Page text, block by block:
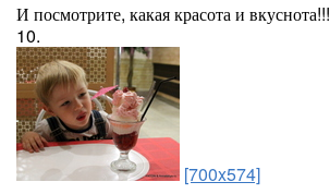
И посмотрите, какая красота и вкуснота!!!
10.
[700x574]